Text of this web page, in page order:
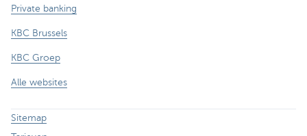
Private banking
KBC Brussels
KBC Groep
Alle websites
Sitemap